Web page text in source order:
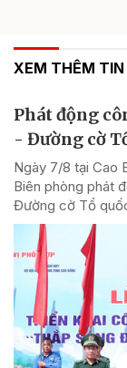
XEM THÊM
Phát động
- Đường cờ
Ngày 7/8 tại Cao
Biên phòng phát
Đường cờ Tổ